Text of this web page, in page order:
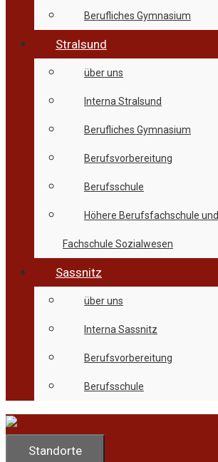
Berufliches Gymnasium
Stralsund
über uns
Interna Stralsund
Berufliches Gymnasium
Berufsvorbereitung
Berufsschule
Höhere Berufsfachschule und
Fachschule Sozialwesen
Sassnitz
über uns
Interna Sassnitz
Berufsvorbereitung
Berufsschule
Standorte